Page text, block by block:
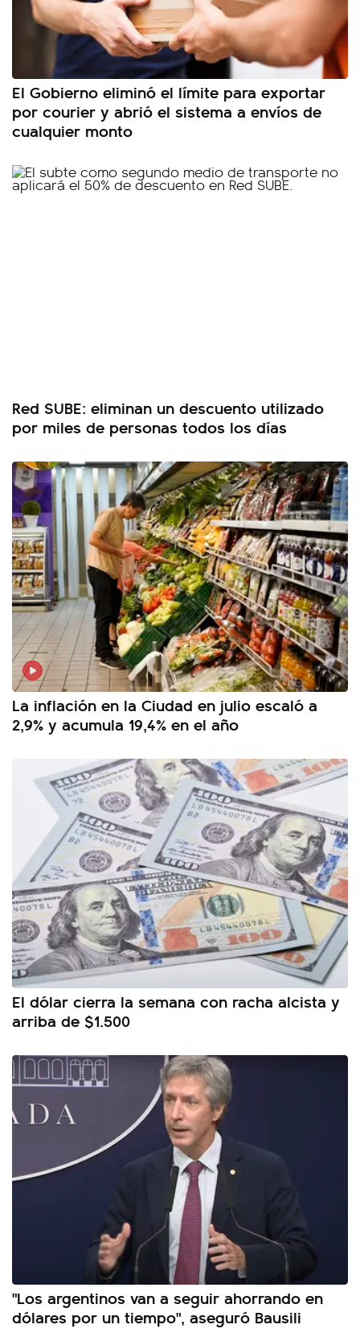
El Gobierno eliminó el límite para exportar
por courier y abrió el sistema a envíos de
cualquier monto
Red SUBE: eliminan un descuento utilizado
por miles de personas todos los días
La inflación en la Ciudad en julio escaló a
2,9% y acumula 19,4% en el año
El dólar cierra la semana con racha alcista y
arriba de $1.500
"Los argentinos van a seguir ahorrando en
dólares por un tiempo", aseguró Bausili